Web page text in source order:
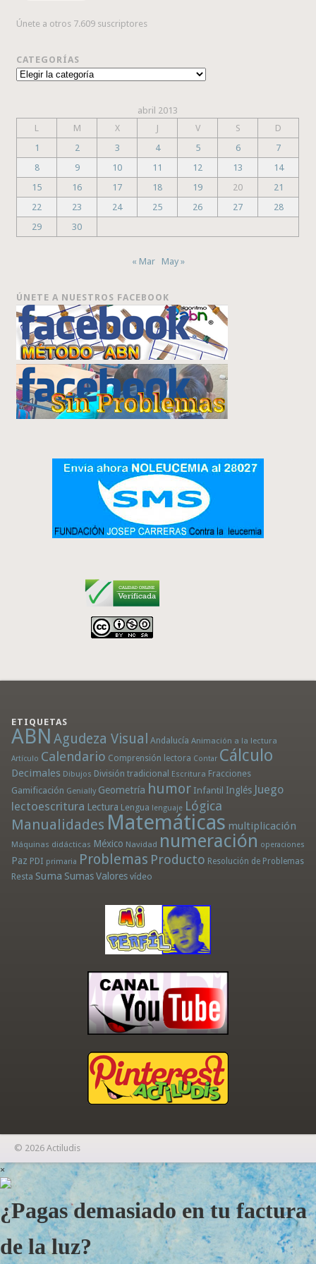
Únete a otros 7.609 suscriptores
CATEGORÍAS
Categorías
abril 2013
L
M X J V S
D
1
2 3 4 5 6
7
8
9 10 11 12 13
14
15
16 17 18 19 20
21
22
23 24 25 26 27
28
29
30
« Mar May »
ÚNETE A NUESTROS FACEBOOK
ETIQUETAS
ABN Agudeza Visual Andalucía Animación a la lectura
Artículo Calendario Comprensión lectora Contar Cálculo
Decimales Dibujos División tradicional Escritura Fracciones
Gamificación Genially Geometría humor Infantil Inglés Juego
lectoescritura Lectura Lengua lenguaje Lógica
Manualidades Matemáticas multiplicación
Máquinas didácticas México Navidad numeración operaciones
Paz PDI primaria Problemas Producto Resolución de Problemas
Resta Suma Sumas Valores vídeo
© 2026 Actiludis
×
¿Pagas demasiado en tu factura
de la luz?